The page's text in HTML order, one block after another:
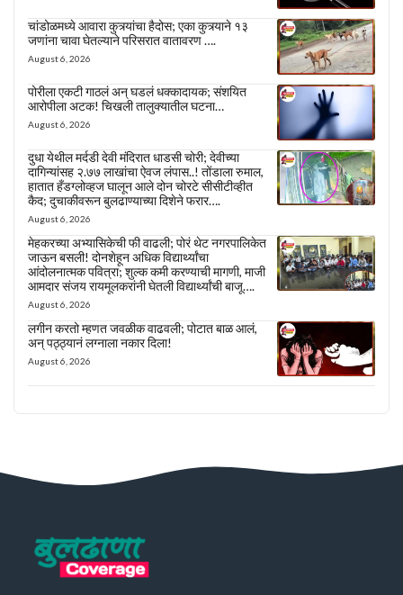
चांडोळमध्ये आवारा कुत्र्यांचा हैदोस; एका कुत्र्याने १३
जणांना चावा घेतल्याने परिसरात वातावरण ….
August 6, 2026
पोरीला एकटी गाठलं अन् घडलं धक्कादायक; संशयित
आरोपीला अटक! चिखली तालुक्यातील घटना…
August 6, 2026
दुधा येथील मर्दडी देवी मंदिरात धाडसी चोरी; देवीच्या
दागिन्यांसह २.७७ लाखांचा ऐवज लंपास..! तोंडाला रुमाल,
हातात हँडग्लोव्हज घालून आले दोन चोरटे सीसीटीव्हीत
कैद; दुचाकीवरून बुलढाण्याच्या दिशेने फरार….
August 6, 2026
मेहकरच्या अभ्यासिकेची फी वाढली; पोरं थेट नगरपालिकेत
जाऊन बसली! दोनशेहून अधिक विद्यार्थ्यांचा
आंदोलनात्मक पवित्रा; शुल्क कमी करण्याची मागणी, माजी
आमदार संजय रायमूलकरांनी घेतली विद्यार्थ्यांची बाजू….
August 6, 2026
लगीन करतो म्हणत जवळीक वाढवली; पोटात बाळ आलं,
अन् पठ्ठ्यानं लग्नाला नकार दिला!
August 6, 2026